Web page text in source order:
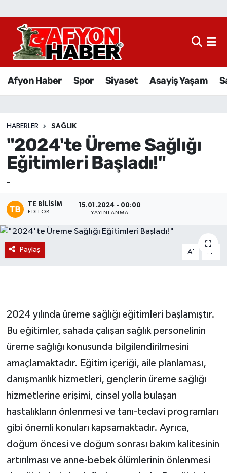
Afyon Haber Spor Siyaset Asayiş Yaşam
HABERLER SAĞLIK
"2024'te Üreme Sağlığı
Eğitimleri Başladı!"
-
TE BILISIM
EDITÖR
15.01.2024 - 00:00
YAYINLANMA
Paylaş A- A
2024 yılında üreme sağlığı eğitimleri başlamıştır.
Bu eğitimler, sahada çalışan sağlık personelinin
üreme sağlığı konusunda bilgilendirilmesini
amaçlamaktadır. Eğitim içeriği, aile planlaması,
danışmanlık hizmetleri, gençlerin üreme sağlığı
hizmetlerine erişimi, cinsel yolla bulaşan
hastalıkların önlenmesi ve tanı-tedavi programları
gibi önemli konuları kapsamaktadır. Ayrıca,
doğum öncesi ve doğum sonrası bakım kalitesinin
artırılması ve anne-bebek ölümlerinin önlenmesi
Afyon Haber
Sağlık
Eğitim
Magazin